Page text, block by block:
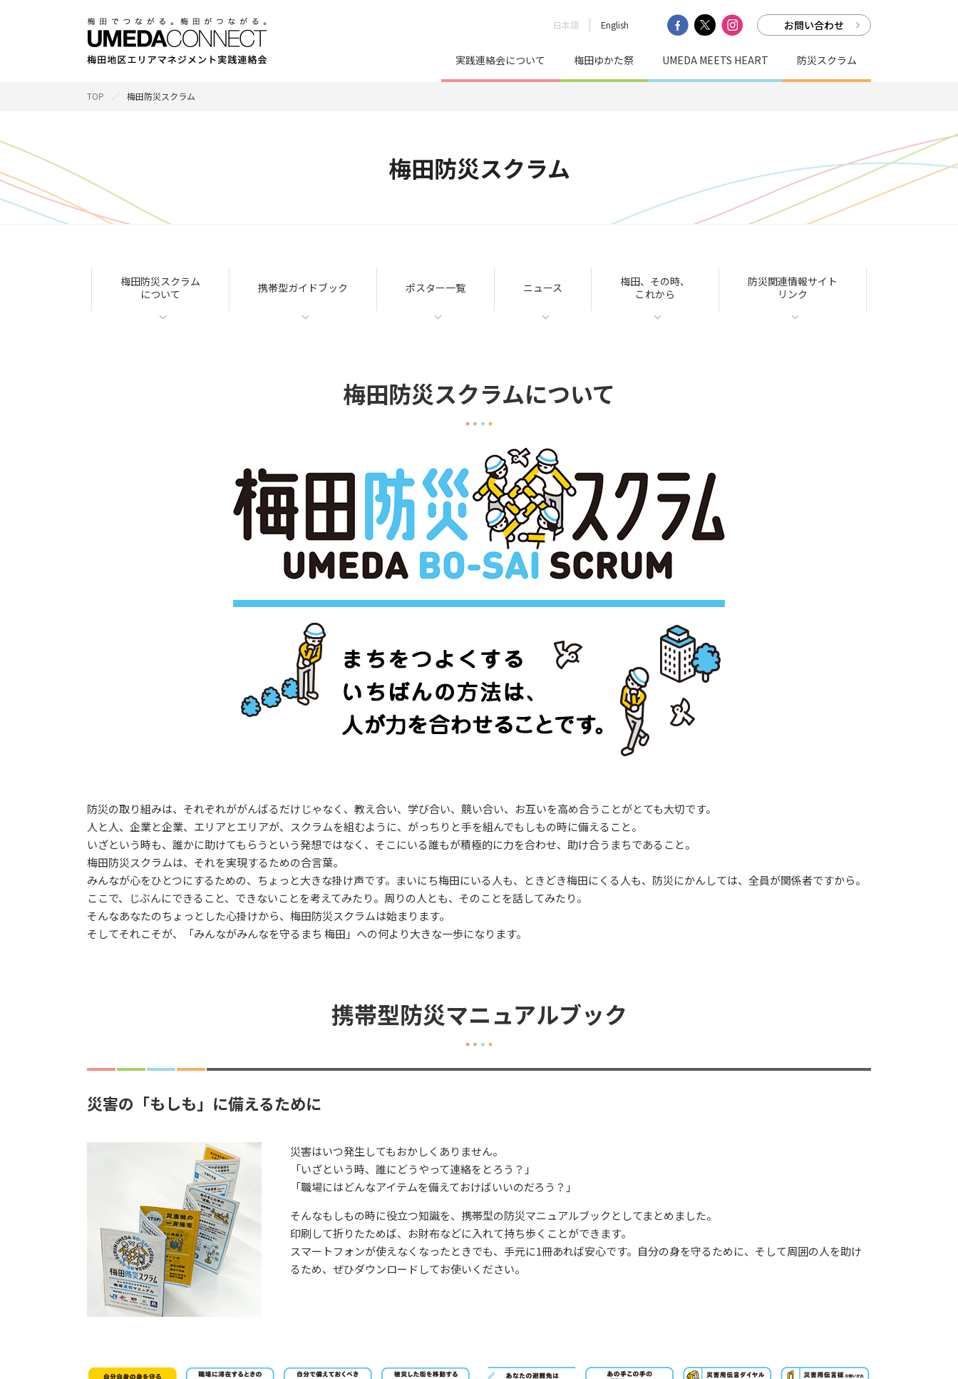
実践連絡会について 梅田ゆかた祭 UMEDA MEETS HEART 防災スクラム
日本語 English お問い合わせ
TOP 梅田防災スクラム
梅田防災スクラム
梅田防災スクラム
について
携帯型ガイドブック ポスター一覧 ニュース
梅田、その時、
これから
防災関連情報サイト
リンク
梅田防災スクラムについて
防災の取り組みは、それぞれががんばるだけじゃなく、教え合い、学び合い、競い合い、お互いを高め合うことがとても大切です。
人と人、企業と企業、エリアとエリアが、スクラムを組むように、がっちりと手を組んでもしもの時に備えること。
いざという時も、誰かに助けてもらうという発想ではなく、そこにいる誰もが積極的に力を合わせ、助け合うまちであること。
梅田防災スクラムは、それを実現するための合言葉。
みんなが心をひとつにするための、ちょっと大きな掛け声です。まいにち梅田にいる人も、ときどき梅田にくる人も、防災にかんしては、全員が関係者ですから。
ここで、じぶんにできること、できないことを考えてみたり。周りの人とも、そのことを話してみたり。
そんなあなたのちょっとした心掛けから、梅田防災スクラムは始まります。
そしてそれこそが、「みんながみんなを守るまち 梅田」への何より大きな一歩になります。
携帯型防災マニュアルブック
災害の「もしも」に備えるために
災害はいつ発生してもおかしくありません。
「いざという時、誰にどうやって連絡をとろう？」
「職場にはどんなアイテムを備えておけばいいのだろう？」
そんなもしもの時に役立つ知識を、携帯型の防災マニュアルブックとしてまとめました。
印刷して折りたためば、お財布などに入れて持ち歩くことができます。
スマートフォンが使えなくなったときでも、手元に1冊あれば安心です。自分の身を守るために、そして周囲の人を助け
るため、ぜひダウンロードしてお使いください。